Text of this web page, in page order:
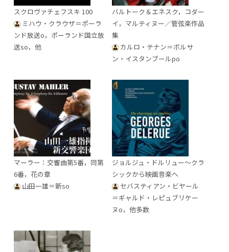
スクロヴァチェフスキ 100
ミハウ・クラウザ＝ポーラ
ンド放送o，ポーランド国立放
送so，他
バルトーク＆エネスク，コダー
イ，マルティヌー／管弦楽作品
集
カルロ・テナン＝ボルサ
ン・イスタンブールpo
マーラー：交響曲第5番，同第
6番，花の章
山田一雄＝新so
ジョルジュ・ドルリュー～クラ
シックから映画音楽へ
セバスティアン・ビヤール
＝ギャルド・レピュブリケー
ヌo，他多数